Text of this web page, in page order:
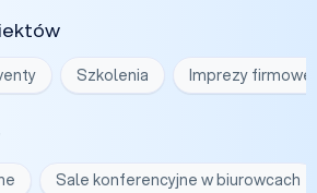
Szkolenia Imprezy firmowe
Sale konferencyjne w biurowcach